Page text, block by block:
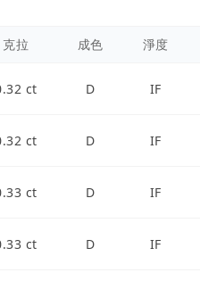
克拉 成色 淨度
ct D IF
ct D IF
ct D IF
ct D IF